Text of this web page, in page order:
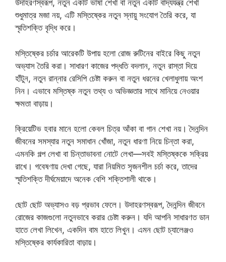
উদাহরণস্বরূপ, নতুন একটি ভাষা শেখা বা নতুন একটি বাদ্যযন্ত্র শেখা
শুধুমাত্র মজা নয়, এটি মস্তিষ্কের নতুন স্নায়ু সংযোগ তৈরি করে, যা
স্মৃতিশক্তি বৃদ্ধি করে।
মস্তিষ্কের চর্চার আরেকটি উপায় হলো রোজ রুটিনের বাইরে কিছু নতুন
অভ্যাস তৈরি করা। সাধারণ কাজের পদ্ধতি বদলান, নতুন রাস্তা দিয়ে
হাঁটুন, নতুন রান্নার রেসিপি চেষ্টা করুন বা নতুন ধরনের খেলাধুলায় অংশ
নিন। এভাবে মস্তিষ্ক নতুন তথ্য ও অভিজ্ঞতার সাথে মানিয়ে নেওয়ার
ক্ষমতা বাড়ায়।
ক্রিয়েটিভ হবার মানে হলো কেবল চিত্র আঁকা বা গান শেখা নয়। দৈনন্দিন
জীবনের সমস্যার নতুন সমাধান খোঁজা, নতুন ধারণা নিয়ে চিন্তা করা,
এমনকি গল্প লেখা বা চিন্তাভাবনা নোটে লেখা—সবই মস্তিষ্ককে সক্রিয়
রাখে। গবেষণায় দেখা গেছে, যারা নিয়মিত সৃজনশীল চর্চা করে, তাদের
স্মৃতিশক্তি দীর্ঘমেয়াদে অনেক বেশি শক্তিশালী থাকে।
ছোট ছোট অভ্যাসও বড় প্রভাব ফেলে। উদাহরণস্বরূপ, দৈনন্দিন জীবনে
রোজের কাজগুলো নতুনভাবে করার চেষ্টা করুন। যদি আপনি সাধারণত ডান
হাতে লেখা লিখেন, একদিন বাম হাতে লিখুন। এমন ছোট চ্যালেঞ্জও
মস্তিষ্কের কার্যকারিতা বাড়ায়।